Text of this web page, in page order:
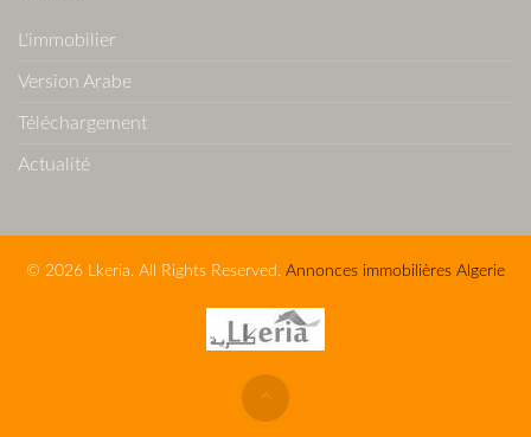
L'immobilier
Version Arabe
Téléchargement
Actualité
© 2026 Lkeria. All Rights Reserved. Annonces immobilières Algerie